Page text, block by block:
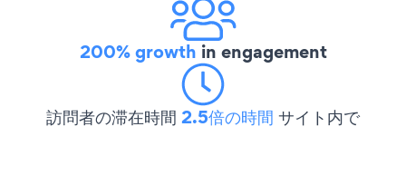
200% growth in engagement
訪問者の滞在時間 2.5倍の時間 サイト内で